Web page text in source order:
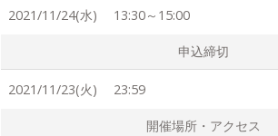
2021/11/24(水) 13:30～15:00
申込締切
2021/11/23(火) 23:59
開催場所・アクセス